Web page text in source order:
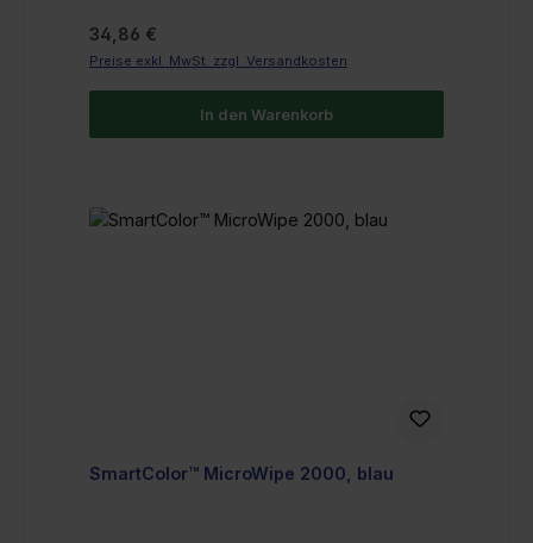
Regulärer Preis:
34,86 €
Preise exkl. MwSt. zzgl. Versandkosten
In den Warenkorb
SmartColor™ MicroWipe 2000, blau